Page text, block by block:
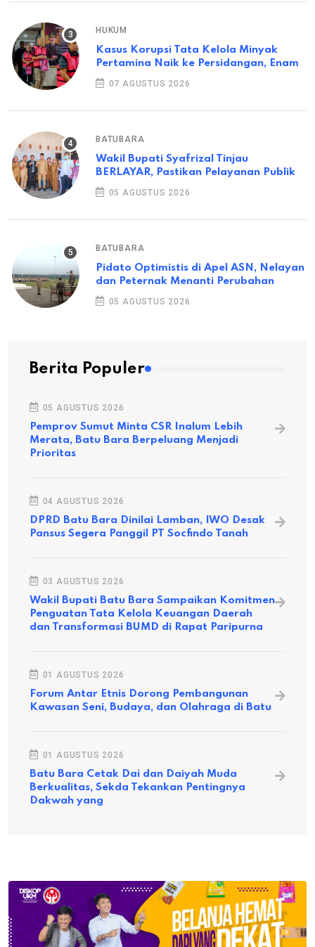
HUKUM
Kasus Korupsi Tata Kelola Minyak
Pertamina Naik ke Persidangan, Enam
07 AGUSTUS 2026
BATUBARA
Wakil Bupati Syafrizal Tinjau
BERLAYAR, Pastikan Pelayanan Publik
05 AGUSTUS 2026
BATUBARA
Pidato Optimistis di Apel ASN, Nelayan
dan Peternak Menanti Perubahan
05 AGUSTUS 2026
Berita Populer
05 AGUSTUS 2026
Pemprov Sumut Minta CSR Inalum Lebih
Merata, Batu Bara Berpeluang Menjadi
Prioritas
04 AGUSTUS 2026
DPRD Batu Bara Dinilai Lamban, IWO Desak
Pansus Segera Panggil PT Socfindo Tanah
03 AGUSTUS 2026
Wakil Bupati Batu Bara Sampaikan Komitmen
Penguatan Tata Kelola Keuangan Daerah
dan Transformasi BUMD di Rapat Paripurna
01 AGUSTUS 2026
Forum Antar Etnis Dorong Pembangunan
Kawasan Seni, Budaya, dan Olahraga di Batu
01 AGUSTUS 2026
Batu Bara Cetak Dai dan Daiyah Muda
Berkualitas, Sekda Tekankan Pentingnya
Dakwah yang